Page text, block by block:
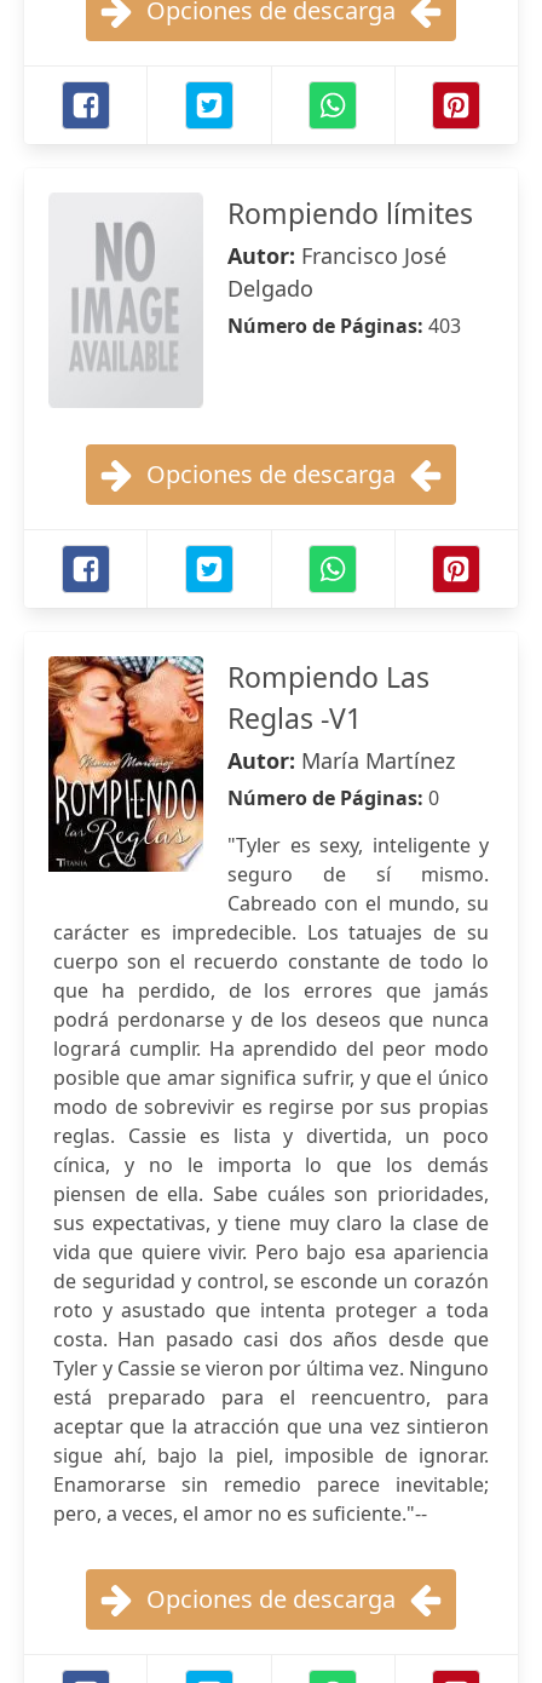
Opciones de descarga
Rompiendo límites
Autor: Francisco José
Delgado
Número de Páginas: 403
Opciones de descarga
Rompiendo Las
Reglas -V1
Autor: María Martínez
Número de Páginas: 0
"Tyler es sexy, inteligente y
seguro de sí mismo.
Cabreado con el mundo, su
carácter es impredecible. Los tatuajes de su
cuerpo son el recuerdo constante de todo lo
que ha perdido, de los errores que jamás
podrá perdonarse y de los deseos que nunca
logrará cumplir. Ha aprendido del peor modo
posible que amar significa sufrir, y que el único
modo de sobrevivir es regirse por sus propias
reglas. Cassie es lista y divertida, un poco
cínica, y no le importa lo que los demás
piensen de ella. Sabe cuáles son prioridades,
sus expectativas, y tiene muy claro la clase de
vida que quiere vivir. Pero bajo esa apariencia
de seguridad y control, se esconde un corazón
roto y asustado que intenta proteger a toda
costa. Han pasado casi dos años desde que
Tyler y Cassie se vieron por última vez. Ninguno
está preparado para el reencuentro, para
aceptar que la atracción que una vez sintieron
sigue ahí, bajo la piel, imposible de ignorar.
Enamorarse sin remedio parece inevitable;
pero, a veces, el amor no es suficiente."--
Opciones de descarga